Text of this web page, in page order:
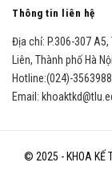
Thông tin liên hệ
Địa chỉ: P.306-307
Liên, Thành phố Hà Nội
Hotline:(024)-
Email:
© 2025 - KHOA KẾ